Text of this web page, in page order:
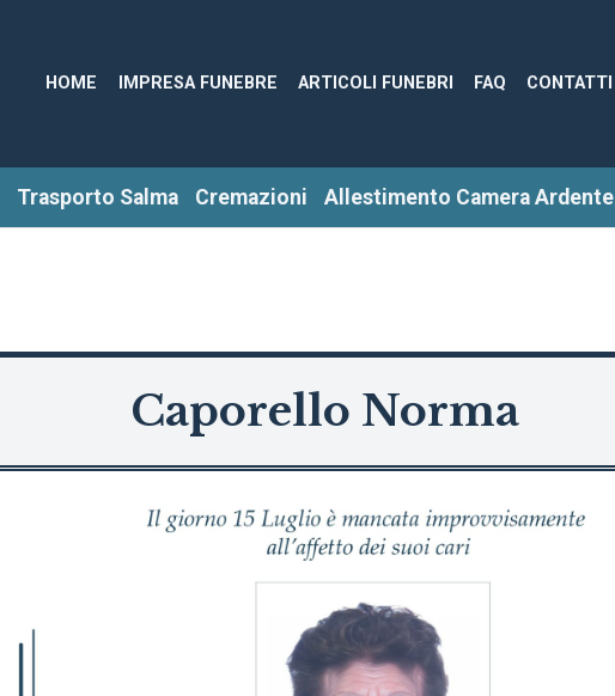
HOME IMPRESA FUNEBRE ARTICOLI FUNEBRI FAQ CONTATTI
Trasporto Salma Cremazioni Allestimento Camera Ardente
Caporello Norma